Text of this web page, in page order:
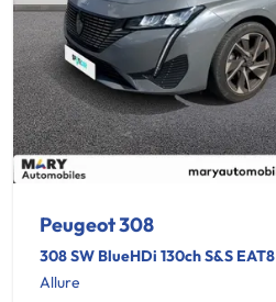
Peugeot 308
308 SW BlueHDi 130ch S&S EAT8
Allure